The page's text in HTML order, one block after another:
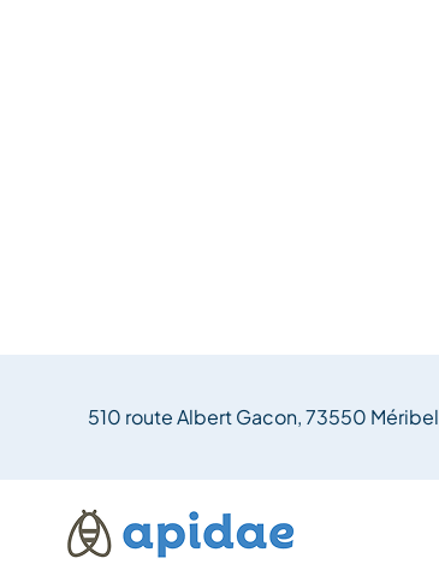
510 route Albert Gacon, 73550 Méribel